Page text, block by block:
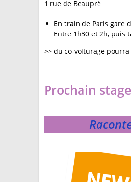
1 rue de Beaupré
En train de Paris gare
Entre 1h30 et 2h, puis
>> du co-voiturage
Prochain